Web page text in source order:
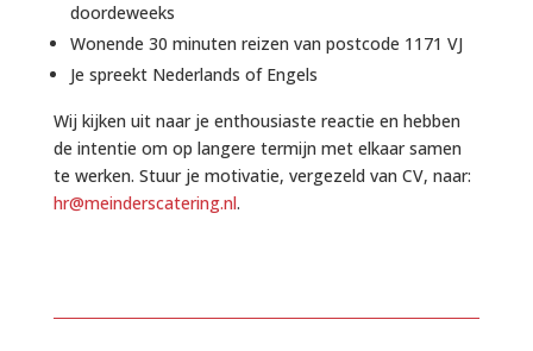
doordeweeks
Wonende 30 minuten reizen van postcode 1171 VJ
Je spreekt Nederlands of Engels
Wij kijken uit naar je enthousiaste reactie en hebben
de intentie om op langere termijn met elkaar samen
te werken. Stuur je motivatie, vergezeld van CV, naar:
hr@meinderscatering.nl.